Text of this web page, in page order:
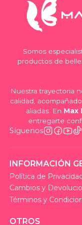
Somos
productos de
Nuestra trayectoria
calidad,
aliadas. En Max
entregarte
Síguenos
INFORMACIÓN
Política de
Cambios y
Términos y
OTROS